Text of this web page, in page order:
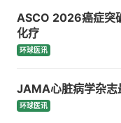
ASCO 2026癌症突
化疗
环球医讯
JAMA心脏病学杂志
环球医讯